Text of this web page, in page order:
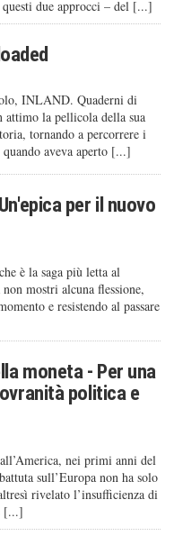
due approcci – del [...]
INLAND. Quaderni di
attimo la pellicola della sua
tornando a percorrere i
aveva aperto [...]
per il nuovo
è la saga più letta al
mostri alcuna flessione,
e resistendo al passare
moneta - Per una
politica e
nei primi anni del
sull’Europa non ha solo
rivelato l’insufficienza di
[...]